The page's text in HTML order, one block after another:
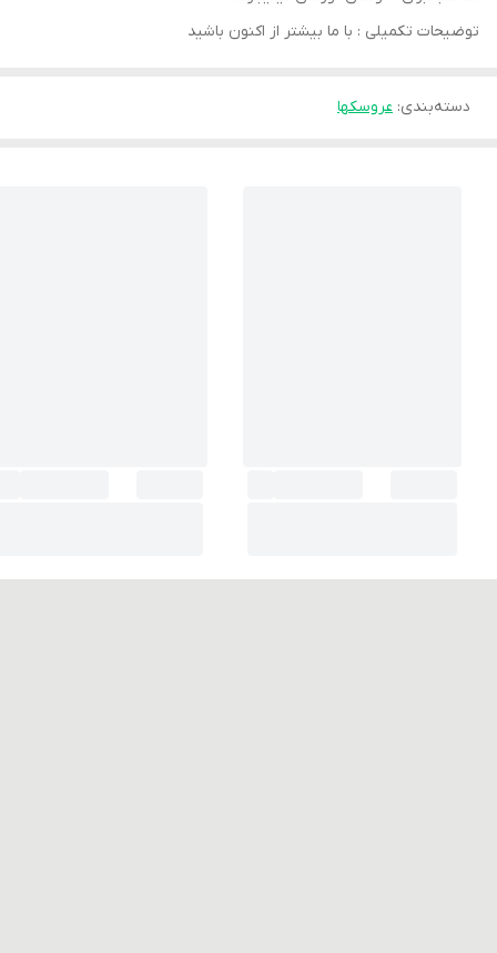
توضیحات تکمیلی : با ما بیشتر از اکنون باشید
دسته‌بندی: عروسکها